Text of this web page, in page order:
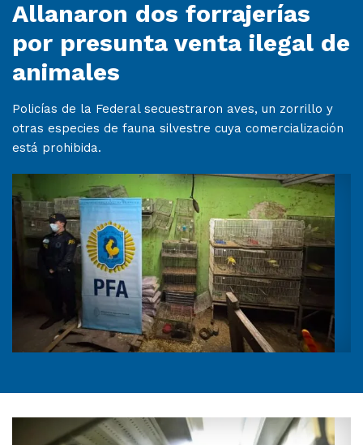
Allanaron dos forrajerías
por presunta venta ilegal de
animales
Policías de la Federal secuestraron aves, un zorrillo y
otras especies de fauna silvestre cuya comercialización
está prohibida.